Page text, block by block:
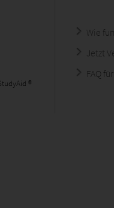
®
Wie
Jetzt
FAQ